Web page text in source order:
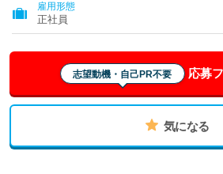
雇用形態
正社員
志望動機・自己PR不要 応募
気になる